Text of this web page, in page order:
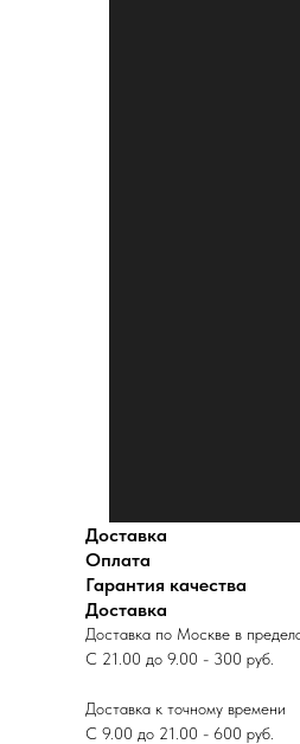
Доставка
Оплата
Гарантия качества
Доставка
Доставка по Москве в
С 21.00 до 9.00 - 300 руб.
Доставка к точному времени
С 9.00 до 21.00 - 600 руб.